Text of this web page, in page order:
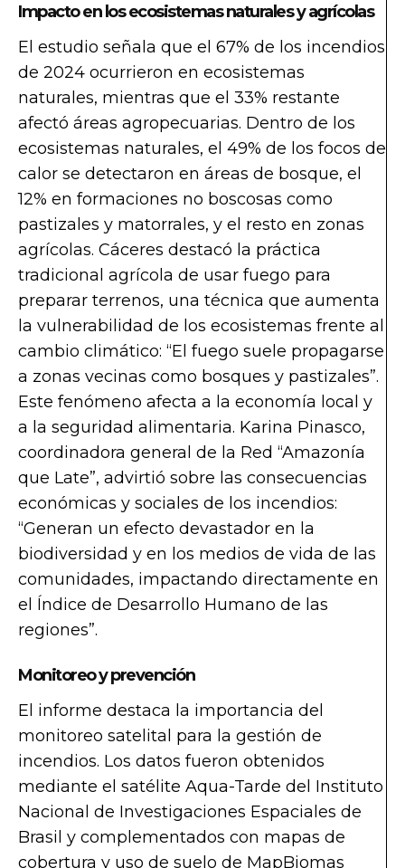
Impacto en los ecosistemas naturales y agrícolas
El estudio señala que el 67% de los incendios
de 2024 ocurrieron en ecosistemas
naturales, mientras que el 33% restante
afectó áreas agropecuarias. Dentro de los
ecosistemas naturales, el 49% de los focos de
calor se detectaron en áreas de bosque, el
12% en formaciones no boscosas como
pastizales y matorrales, y el resto en zonas
agrícolas. Cáceres destacó la práctica
tradicional agrícola de usar fuego para
preparar terrenos, una técnica que aumenta
la vulnerabilidad de los ecosistemas frente al
cambio climático: “El fuego suele propagarse
a zonas vecinas como bosques y pastizales”.
Este fenómeno afecta a la economía local y
a la seguridad alimentaria. Karina Pinasco,
coordinadora general de la Red “Amazonía
que Late”, advirtió sobre las consecuencias
económicas y sociales de los incendios:
“Generan un efecto devastador en la
biodiversidad y en los medios de vida de las
comunidades, impactando directamente en
el Índice de Desarrollo Humano de las
regiones”.
Monitoreo y prevención
El informe destaca la importancia del
monitoreo satelital para la gestión de
incendios. Los datos fueron obtenidos
mediante el satélite Aqua-Tarde del Instituto
Nacional de Investigaciones Espaciales de
Brasil y complementados con mapas de
cobertura y uso de suelo de MapBiomas